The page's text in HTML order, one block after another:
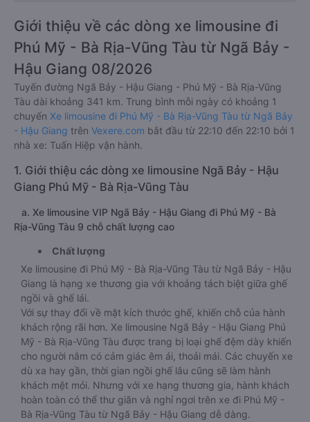
Giới thiệu về các dòng xe limousine đi
Phú Mỹ - Bà Rịa-Vũng Tàu từ Ngã Bảy -
Hậu Giang 08/2026
Tuyến đường Ngã Bảy - Hậu Giang - Phú Mỹ - Bà Rịa-Vũng
Tàu dài khoảng 341 km. Trung bình mỗi ngày có khoảng 1
chuyến Xe limousine đi Phú Mỹ - Bà Rịa-Vũng Tàu từ Ngã Bảy
- Hậu Giang trên Vexere.com bắt đầu từ 22:10 đến 22:10 bởi 1
nhà xe: Tuấn Hiệp vận hành.
1. Giới thiệu các dòng xe limousine Ngã Bảy - Hậu
Giang Phú Mỹ - Bà Rịa-Vũng Tàu
a. Xe limousine VIP Ngã Bảy - Hậu Giang đi Phú Mỹ - Bà
Rịa-Vũng Tàu 9 chỗ chất lượng cao
Chất lượng
Xe limousine đi Phú Mỹ - Bà Rịa-Vũng Tàu từ Ngã Bảy - Hậu
Giang là hạng xe thương gia với khoảng tách biệt giữa ghế
ngồi và ghế lái.
Với sự thay đổi về mặt kích thước ghế, khiến chỗ của hành
khách rộng rãi hơn. Xe limousine Ngã Bảy - Hậu Giang Phú
Mỹ - Bà Rịa-Vũng Tàu được trang bị loại ghế đệm dày khiến
cho người nằm có cảm giác êm ái, thoải mái. Các chuyến xe
dù xa hay gần, thời gian ngồi ghế lâu cũng sẽ làm hành
khách mệt mỏi. Nhưng với xe hạng thương gia, hành khách
hoàn toàn có thể thư giãn và nghỉ ngơi trên xe đi Phú Mỹ -
Bà Rịa-Vũng Tàu từ Ngã Bảy - Hậu Giang dễ dàng.